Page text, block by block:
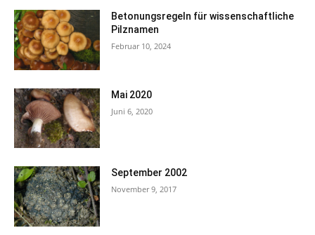
Betonungsregeln für wissenschaftliche
Pilznamen
Februar 10, 2024
Mai 2020
Juni 6, 2020
September 2002
November 9, 2017